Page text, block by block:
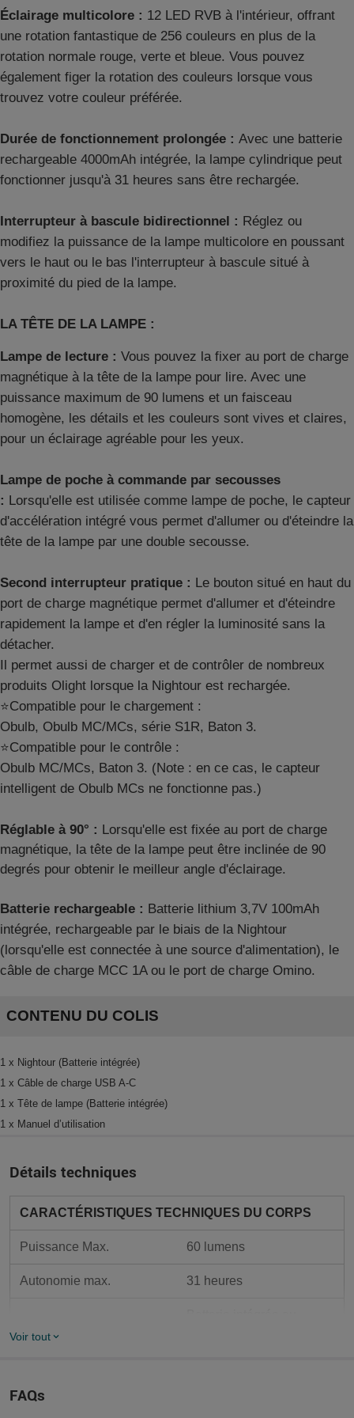
Éclairage multicolore : 12 LED RVB à l'intérieur, offrant
une rotation fantastique de 256 couleurs en plus de la
rotation normale rouge, verte et bleue. Vous pouvez
également figer la rotation des couleurs lorsque vous
trouvez votre couleur préférée.
Durée de fonctionnement prolongée : Avec une batterie
rechargeable 4000mAh intégrée, la lampe cylindrique peut
fonctionner jusqu'à 31 heures sans être rechargée.
Interrupteur à bascule bidirectionnel : Réglez ou
modifiez la puissance de la lampe multicolore en poussant
vers le haut ou le bas l'interrupteur à bascule situé à
proximité du pied de la lampe.
LA TÊTE DE LA LAMPE :
Lampe de lecture : Vous pouvez la fixer au port de charge
magnétique à la tête de la lampe pour lire. Avec une
puissance maximum de 90 lumens et un faisceau
homogène, les détails et les couleurs sont vives et claires,
pour un éclairage agréable pour les yeux.
Lampe de poche à commande par secousses
: Lorsqu'elle est utilisée comme lampe de poche, le capteur
d'accélération intégré vous permet d'allumer ou d'éteindre la
tête de la lampe par une double secousse.
Second interrupteur pratique : Le bouton situé en haut du
port de charge magnétique permet d'allumer et d'éteindre
rapidement la lampe et d'en régler la luminosité sans la
détacher.
Il permet aussi de charger et de contrôler de nombreux
produits Olight lorsque la Nightour est rechargée.
⭐Compatible pour le chargement :
Obulb, Obulb MC/MCs, série S1R, Baton 3.
⭐Compatible pour le contrôle :
Obulb MC/MCs, Baton 3. (Note : en ce cas, le capteur
intelligent de Obulb MCs ne fonctionne pas.)
Réglable à 90° : Lorsqu'elle est fixée au port de charge
magnétique, la tête de la lampe peut être inclinée de 90
degrés pour obtenir le meilleur angle d'éclairage.
Batterie rechargeable : Batterie lithium 3,7V 100mAh
intégrée, rechargeable par le biais de la Nightour
(lorsqu'elle est connectée à une source d'alimentation), le
câble de charge MCC 1A ou le port de charge Omino.
CONTENU DU COLIS
1 x Nightour (Batterie intégrée)
1 x Câble de charge USB A-C
1 x Tête de lampe (Batterie intégrée)
1 x Manuel d’utilisation
Détails techniques
CARACTÉRISTIQUES TECHNIQUES DU CORPS
Puissance Max. 60 lumens
Autonomie max. 31 heures
Voir tout
FAQs